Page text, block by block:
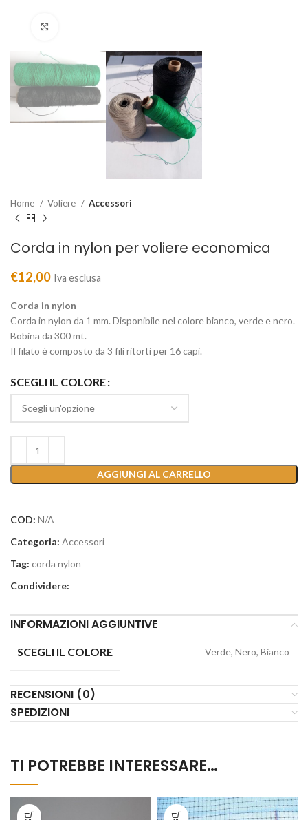
Home Voliere Accessori
Corda in nylon per voliere economica
€12,00 Iva esclusa
Corda in nylon
Corda in nylon da 1 mm. Disponibile nel colore bianco, verde e nero.
Bobina da 300 mt.
Il filato è composto da 3 fili ritorti per 16 capi.
SCEGLI IL COLORE
AGGIUNGI AL CARRELLO
COD: N/A
Categoria: Accessori
Tag: corda nylon
Condividere:
INFORMAZIONI AGGIUNTIVE
SCEGLI IL COLORE Verde, Nero, Bianco
RECENSIONI (0)
SPEDIZIONI
TI POTREBBE INTERESSARE…